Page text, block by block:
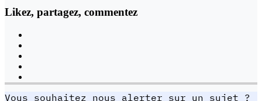
Likez, partagez, commentez
Vous souhaitez nous alerter sur un sujet ?